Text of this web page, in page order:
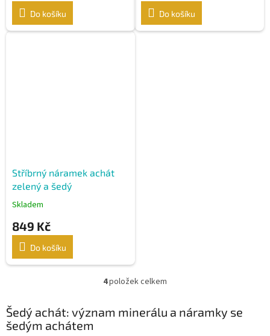
Do košíku Do košíku
Stříbrný náramek achát
zelený a šedý
Skladem
849 Kč
Do košíku
O
l
á
4položek celkem
Šedý achát: význam minerálu a náramky se
šedým achátem